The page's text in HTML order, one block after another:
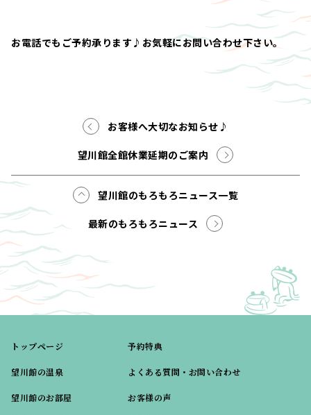
お電話でもご予約承ります♪お気軽にお問い合わせ下さい。
お客様へ大切なお知らせ♪
望川館全館休業延期のご案内
望川館のもろもろニュース一覧
最新のもろもろニュース
トップページ
望川館の温泉
望川館のお部屋
予約特典
よくある質問・お問い合わせ
お客様の声